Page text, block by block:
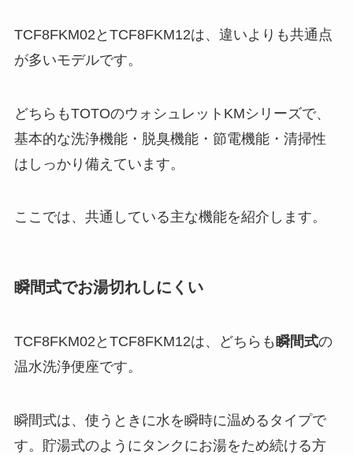
TCF8FKM02とTCF8FKM12は、違いよりも共通点
が多いモデルです。
どちらもTOTOのウォシュレットKMシリーズで、
基本的な洗浄機能・脱臭機能・節電機能・清掃性
はしっかり備えています。
ここでは、共通している主な機能を紹介します。
瞬間式でお湯切れしにくい
TCF8FKM02とTCF8FKM12は、どちらも 瞬間式の
温水洗浄便座です。
瞬間式は、使うときに水を瞬時に温めるタイプで
す。貯湯式のようにタンクにお湯をため続ける方